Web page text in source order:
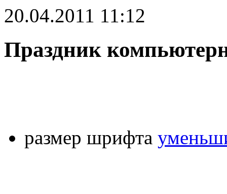
20.04.2011 11:12
Праздник
размер шрифта